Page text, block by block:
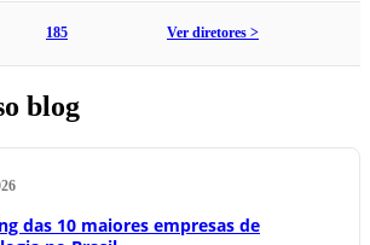
185 Ver diretores >
blog
das 10 maiores empresas de